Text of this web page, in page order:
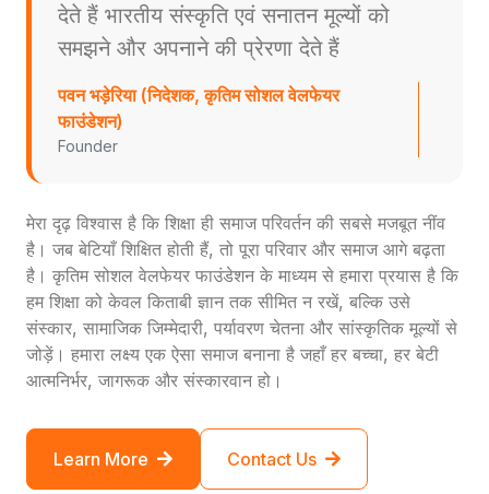
देते हैं भारतीय संस्कृति एवं सनातन मूल्यों को
समझने और अपनाने की प्रेरणा देते हैं
पवन भड़ेरिया (निदेशक, कृतिम सोशल वेलफेयर
फाउंडेशन)
Founder
मेरा दृढ़ विश्वास है कि शिक्षा ही समाज परिवर्तन की सबसे मजबूत नींव
है। जब बेटियाँ शिक्षित होती हैं, तो पूरा परिवार और समाज आगे बढ़ता
है। कृतिम सोशल वेलफेयर फाउंडेशन के माध्यम से हमारा प्रयास है कि
हम शिक्षा को केवल किताबी ज्ञान तक सीमित न रखें, बल्कि उसे
संस्कार, सामाजिक जिम्मेदारी, पर्यावरण चेतना और सांस्कृतिक मूल्यों से
जोड़ें। हमारा लक्ष्य एक ऐसा समाज बनाना है जहाँ हर बच्चा, हर बेटी
आत्मनिर्भर, जागरूक और संस्कारवान हो।
Learn More Contact Us